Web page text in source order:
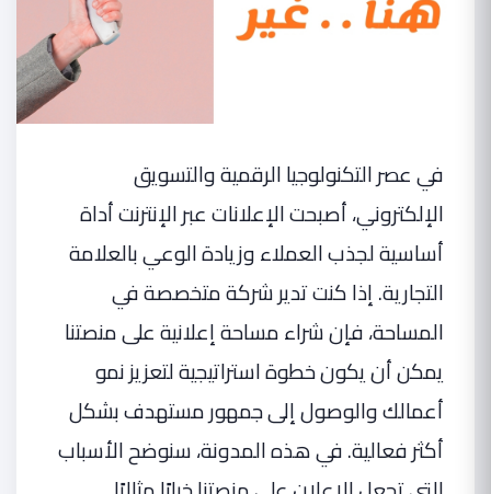
في عصر التكنولوجيا الرقمية والتسويق
الإلكتروني، أصبحت الإعلانات عبر الإنترنت أداة
أساسية لجذب العملاء وزيادة الوعي بالعلامة
التجارية. إذا كنت تدير شركة متخصصة في
المساحة، فإن شراء مساحة إعلانية على منصتنا
يمكن أن يكون خطوة استراتيجية لتعزيز نمو
أعمالك والوصول إلى جمهور مستهدف بشكل
أكثر فعالية. في هذه المدونة، سنوضح الأسباب